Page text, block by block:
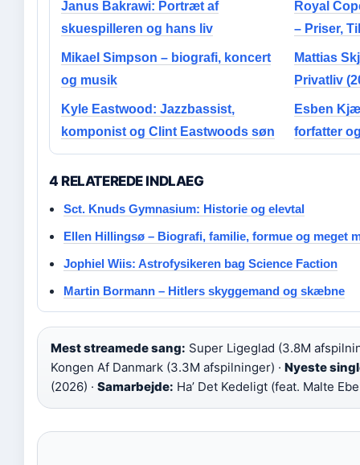
Janus Bakrawi: Portræt af
skuespilleren og hans liv
Royal
– Priser,
Mikael Simpson – biografi, koncert
og musik
Mattias
Privatliv
Kyle Eastwood: Jazzbassist,
komponist og Clint Eastwoods søn
Esben
forfatter
4 RELATEREDE INDLAEG
Sct. Knuds Gymnasium: Historie og elevtal
Ellen Hillingsø – Biografi, familie, formue og meget
Jophiel Wiis: Astrofysikeren bag Science Faction
Martin Bormann – Hitlers skyggemand og skæbne
Mest streamede sang: Super Ligeglad (3.8M
Kongen Af Danmark (3.3M afspilninger) · Nyeste
(2026) · Samarbejde: Ha’ Det Kedeligt (feat. Malte